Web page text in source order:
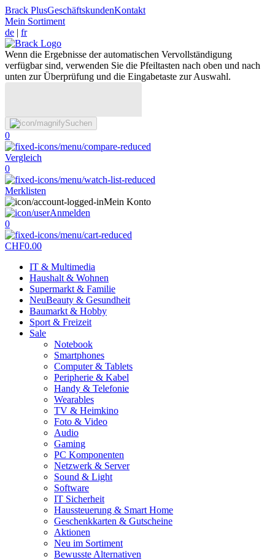
Brack PlusGeschäftskundenKontakt
Mein Sortiment
de | fr
Wenn die Ergebnisse der automatischen Vervollständigung
verfügbar sind, verwenden Sie die Pfeiltasten nach oben und nach
unten zur Überprüfung und die Eingabetaste zur Auswahl.
Suchen
0
Vergleich
0
Merklisten
Mein Konto
Anmelden
0
CHF0.00
IT & Multimedia
Haushalt & Wohnen
Supermarkt & Familie
NeuBeauty & Gesundheit
Baumarkt & Hobby
Sport & Freizeit
Sale
Notebook
Smartphones
Computer & Tablets
Peripherie & Kabel
Handy & Telefonie
Wearables
TV & Heimkino
Foto & Video
Audio
Gaming
PC Komponenten
Netzwerk & Server
Sound & Light
Software
IT Sicherheit
Haussteuerung & Smart Home
Geschenkkarten & Gutscheine
Aktionen
Neu im Sortiment
Bewusste Alternativen